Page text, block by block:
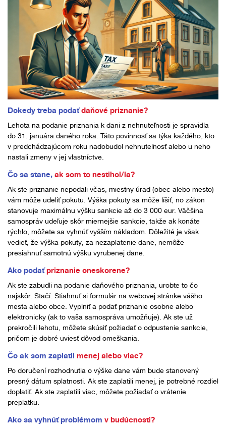
Dokedy treba podať daňové priznanie?
Lehota na podanie priznania k dani z nehnuteľnosti je spravidla
do 31. januára daného roka. Táto povinnosť sa týka každého, kto
v predchádzajúcom roku nadobudol nehnuteľnosť alebo u neho
nastali zmeny v jej vlastníctve.
Čo sa stane, ak som to nestihol/la?
Ak ste priznanie nepodali včas, miestny úrad (obec alebo mesto)
vám môže udeliť pokutu. Výška pokuty sa môže líšiť, no zákon
stanovuje maximálnu výšku sankcie až do 3 000 eur. Väčšina
samospráv udeľuje skôr miernejšie sankcie, takže ak konáte
rýchlo, môžete sa vyhnúť vyšším nákladom. Dôležité je však
vedieť, že výška pokuty, za nezaplatenie dane, nemôže
presiahnuť samotnú výšku vyrubenej dane.
Ako podať priznanie oneskorene?
Ak ste zabudli na podanie daňového priznania, urobte to čo
najskôr. Stačí: Stiahnuť si formulár na webovej stránke vášho
mesta alebo obce. Vyplniť a podať priznanie osobne alebo
elektronicky (ak to vaša samospráva umožňuje). Ak ste už
prekročili lehotu, môžete skúsiť požiadať o odpustenie sankcie,
pričom je dobré uviesť dôvod omeškania.
Čo ak som zaplatil menej alebo viac?
Po doručení rozhodnutia o výške dane vám bude stanovený
presný dátum splatnosti. Ak ste zaplatili menej, je potrebné rozdiel
doplatiť. Ak ste zaplatili viac, môžete požiadať o vrátenie
preplatku.
Ako sa vyhnúť problémom v budúcnosti?